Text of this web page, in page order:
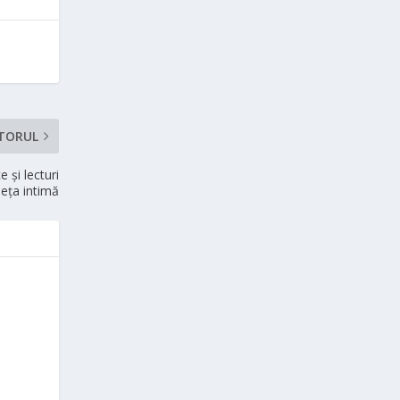
și lecturi
intimă